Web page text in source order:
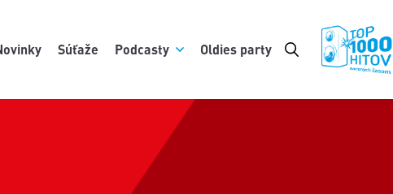
Súťaže Podcasty Oldies party